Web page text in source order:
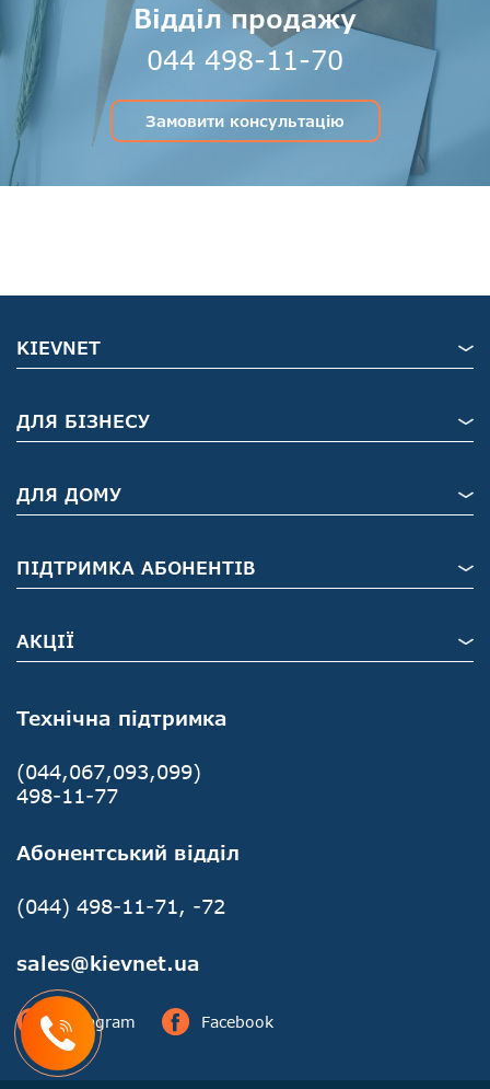
Відділ продажу
044 498-11-70
Замовити консультацію
Технічна підтримка
(044,067,093,099)
498-11-77
Абонентський відділ
(044) 498-11-71, -72
sales@kievnet.ua
Instagram Facebook
KIEVNET
ДЛЯ БІЗНЕСУ
ДЛЯ ДОМУ
ПІДТРИМКА АБОНЕНТІВ
АКЦІЇ